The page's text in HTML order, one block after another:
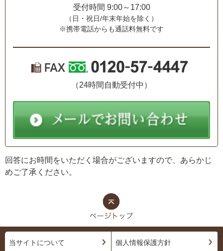
受付時間 9:00～17:00
（日・祝日/年末年始を除く）
※携帯電話からも通話料無料です
（24時間自動受付中）
回答にお時間をいただく場合がございますので、あらかじ
めご了承ください。
当サイトについて 個人情報保護方針